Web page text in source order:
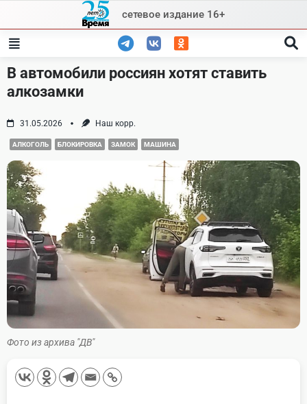
content
сетевое издание 16+
В автомобили россиян хотят ставить
алкозамки
31.05.2026 Наш корр.
АЛКОГОЛЬ БЛОКИРОВКА ЗАМОК МАШИНА
Фото из архива "ДВ"